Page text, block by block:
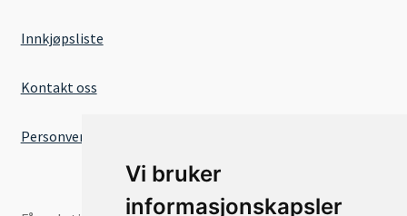
Vi bruker
informasjonskapsler
Innkjøpsliste
Kontakt oss
Personvernserklæring